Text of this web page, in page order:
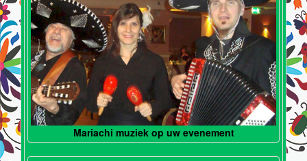
Mariachi muziek op uw evenement